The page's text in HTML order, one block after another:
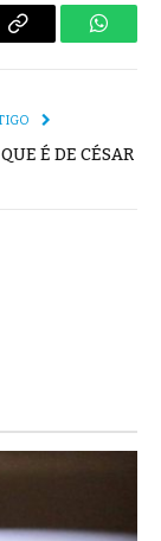
Copiar
É DE CÉSAR